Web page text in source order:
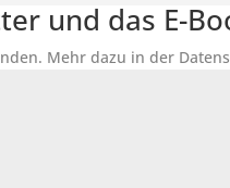
und das E-
Mehr dazu in der